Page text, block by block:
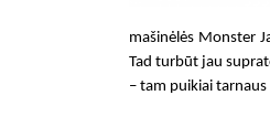
mašinėlės Monster
Tad turbūt jau
– tam puikiai tarnaus